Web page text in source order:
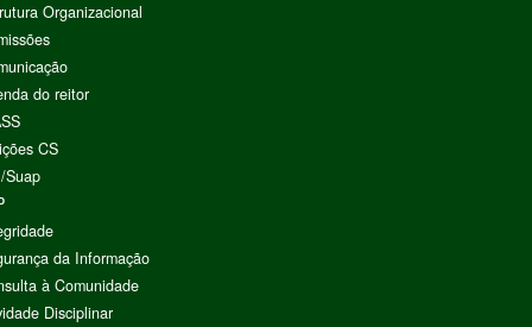
Organizacional
do reitor
CS
Suap
da Informação
à Comunidade
Disciplinar